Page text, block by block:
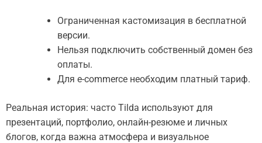
Ограниченная кастомизация в бесплатной
версии.
Нельзя подключить собственный домен без
оплаты.
Для e-commerce необходим платный тариф.
Реальная история: часто Tilda используют для
презентаций, портфолио, онлайн-резюме и личных
блогов, когда важна атмосфера и визуальное